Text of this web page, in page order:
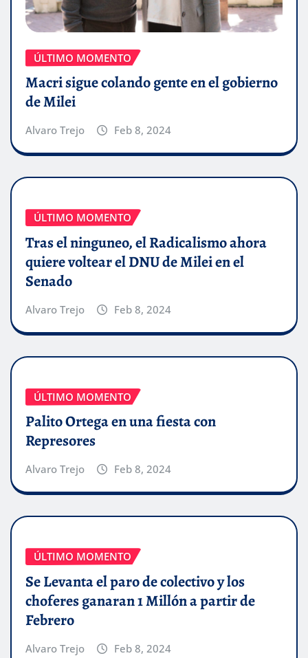
ÚLTIMO MOMENTO
Macri sigue colando gente en el gobierno
de Milei
Alvaro Trejo Feb 8, 2024
ÚLTIMO MOMENTO
Tras el ninguneo, el Radicalismo ahora
quiere voltear el DNU de Milei en el
Senado
Alvaro Trejo Feb 8, 2024
ÚLTIMO MOMENTO
Palito Ortega en una fiesta con
Represores
Alvaro Trejo Feb 8, 2024
ÚLTIMO MOMENTO
Se Levanta el paro de colectivo y los
choferes ganaran 1 Millón a partir de
Febrero
Alvaro Trejo Feb 8, 2024